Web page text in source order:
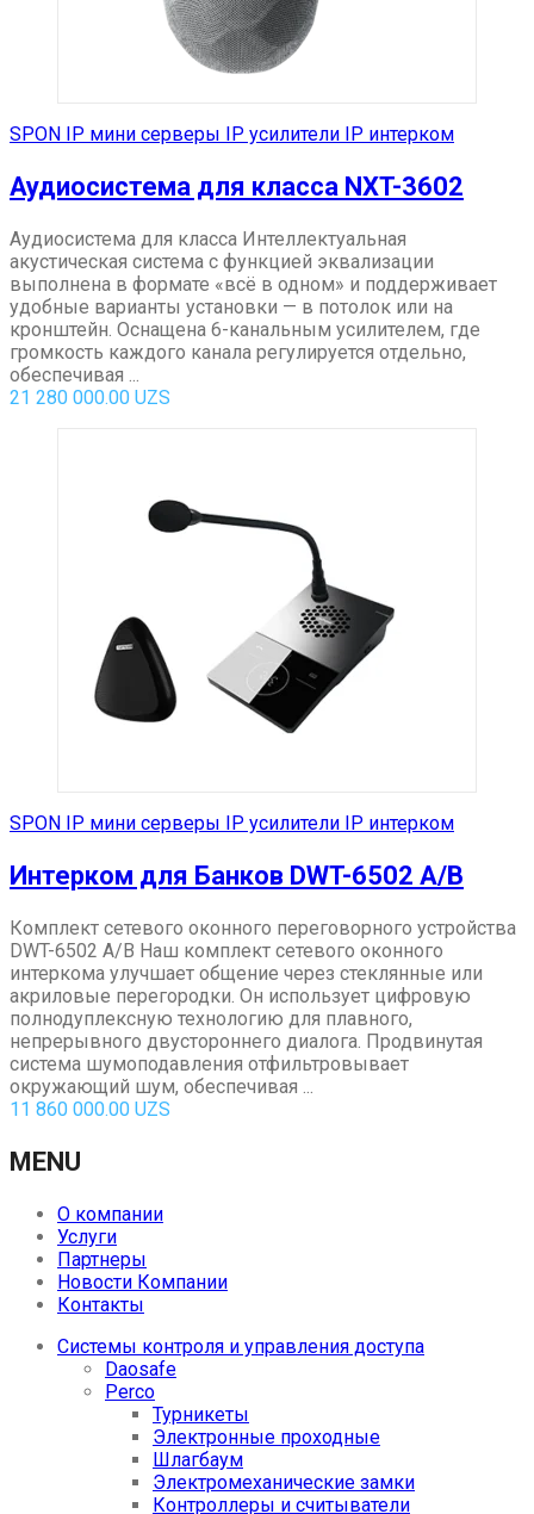
SPON IP мини серверы IP усилители IP интерком
Аудиосистема для класса NXT-3602
Аудиосистема для класса Интеллектуальная
акустическая система с функцией эквализации
выполнена в формате «всё в одном» и поддерживает
удобные варианты установки — в потолок или на
кронштейн. Оснащена 6-канальным усилителем, где
громкость каждого канала регулируется отдельно,
обеспечивая ...
21 280 000.00 UZS
SPON IP мини серверы IP усилители IP интерком
Интерком для Банков DWT-6502 A/B
Комплект сетевого оконного переговорного устройства
DWT-6502 A/B Наш комплект сетевого оконного
интеркома улучшает общение через стеклянные или
акриловые перегородки. Он использует цифровую
полнодуплексную технологию для плавного,
непрерывного двустороннего диалога. Продвинутая
система шумоподавления отфильтровывает
окружающий шум, обеспечивая ...
11 860 000.00 UZS
MENU
О компании
Услуги
Партнеры
Новости Компании
Контакты
Системы контроля и управления доступа
Daosafe
Perco
Турникеты
Электронные проходные
Шлагбаум
Электромеханические замки
Контроллеры и считыватели